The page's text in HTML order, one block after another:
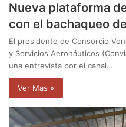
Nueva plataforma
con el bachaqueo
El presidente de Consorcio
y Servicios Aeronáuticos
una entrevista por el canal…
Ver Mas »